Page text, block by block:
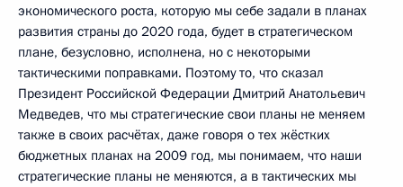
экономического роста, которую мы себе задали в планах
развития страны до 2020 года, будет в стратегическом
плане, безусловно, исполнена, но с некоторыми
тактическими поправками. Поэтому то, что сказал
Президент Российской Федерации Дмитрий Анатольевич
Медведев, что мы стратегические свои планы не меняем
также в своих расчётах, даже говоря о тех жёстких
бюджетных планах на 2009 год, мы понимаем, что наши
стратегические планы не меняются, а в тактических мы